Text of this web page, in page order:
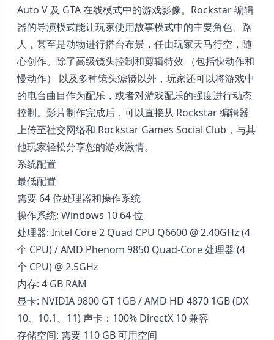
Auto V 及 GTA 在线模式中的游戏影像。Rockstar 编辑
器的导演模式能让玩家使用故事模式中的主要角色、路
人，甚至是动物进行搭台布景，任由玩家天马行空，随
心创作。除了高级镜头控制和剪辑特效 （包括快动作和
慢动作） 以及多种镜头滤镜以外，玩家还可以将游戏中
的电台曲目作为配乐，或者对游戏配乐的强度进行动态
控制。影片制作完成后，可以直接从 Rockstar 编辑器
上传至社交网络和 Rockstar Games Social Club，与其
他玩家轻松分享您的游戏激情。
系统配置
最低配置
需要 64 位处理器和操作系统
操作系统: Windows 10 64 位
处理器: Intel Core 2 Quad CPU Q6600 @ 2.40GHz (4
个 CPU) / AMD Phenom 9850 Quad-Core 处理器 (4
个 CPU) @ 2.5GHz
内存: 4 GB RAM
显卡: NVIDIA 9800 GT 1GB / AMD HD 4870 1GB (DX
10、10.1、11) 声卡：100% DirectX 10 兼容
存储空间: 需要 110 GB 可用空间